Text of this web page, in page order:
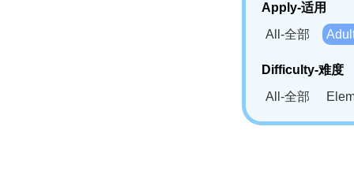
Bahasa
Swahili(SW)-
Apply-适用
All-全部
Difficulty-难度
All-全部